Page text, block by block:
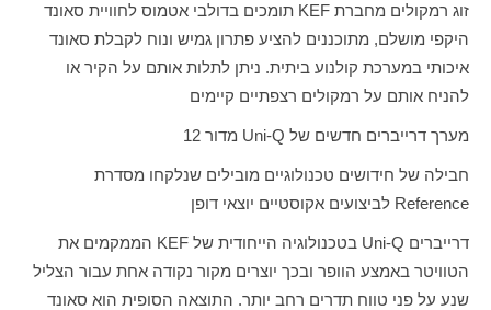
זוג רמקולים מחברת KEF תומכים בדולבי אטמוס לחוויית סאונד
היקפי מושלם, מתוכננים להציע פתרון גמיש ונוח לקבלת סאונד
איכותי במערכת קולנוע ביתית. ניתן לתלות אותם על הקיר או
להניח אותם על רמקולים רצפתיים קיימים
מערך דרייברים חדשים של Uni-Q מדור 12
חבילה של חידושים טכנולוגיים מובילים שנלקחו מסדרת
Reference לביצועים אקוסטיים יוצאי דופן
דרייברים Uni-Q בטכנולוגיה הייחודית של KEF הממקמים את
הטוויטר באמצע הוופר ובכך יוצרים מקור נקודה אחת עבור הצליל
שנע על פני טווח תדרים רחב יותר. התוצאה הסופית הוא סאונד